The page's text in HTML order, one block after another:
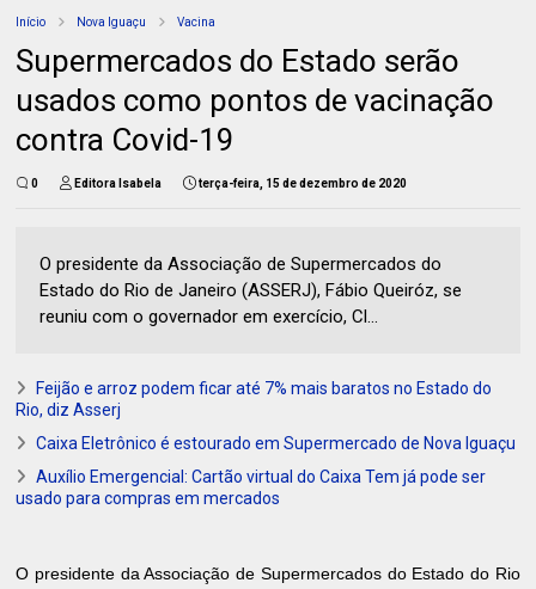
Início Nova Iguaçu Vacina
Supermercados do Estado serão
usados como pontos de vacinação
contra Covid-19
0 Editora Isabela terça-feira, 15 de dezembro de 2020
O presidente da Associação de Supermercados do
Estado do Rio de Janeiro (ASSERJ), Fábio Queiróz, se
reuniu com o governador em exercício, Cl...
Feijão e arroz podem ficar até 7% mais baratos no Estado do
Rio, diz Asserj
Caixa Eletrônico é estourado em Supermercado de Nova Iguaçu
Auxílio Emergencial: Cartão virtual do Caixa Tem já pode ser
usado para compras em mercados
O presidente da Associação de Supermercados do Estado do Rio